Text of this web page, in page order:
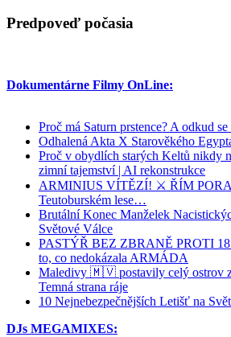
Predpoveď počasia
Dokumentárne Filmy OnLine:
Proč má Saturn prstence? A odkud
Odhalená Akta X Starověkého
Proč v obydlích starých Keltů nikdy
zimní tajemství | AI rekonstrukce
ARMINIUS VÍTĚZÍ! ⚔️ ŘÍM
Teutoburském lese…
Brutální Konec Manželek
Světové Válce
PASTÝŘ BEZ ZBRANĚ PROTI
to, co nedokázala ARMÁDA
Maledivy 🇲🇻 postavily celý ostrov z
Temná strana ráje
10 Nejnebezpečnějších Letišť na
DJs MEGAMIXES: